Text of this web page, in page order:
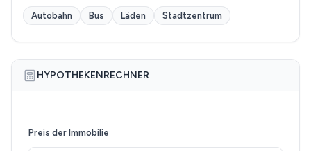
Autobahn Bus Läden Stadtzentrum
HYPOTHEKENRECHNER
Preis der Immobilie